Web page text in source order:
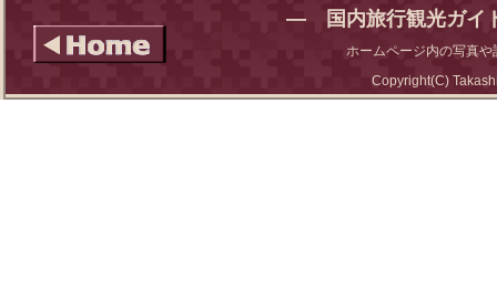
― 国内旅行観光ガイ
ホームページ内の写真
Copyright(C)